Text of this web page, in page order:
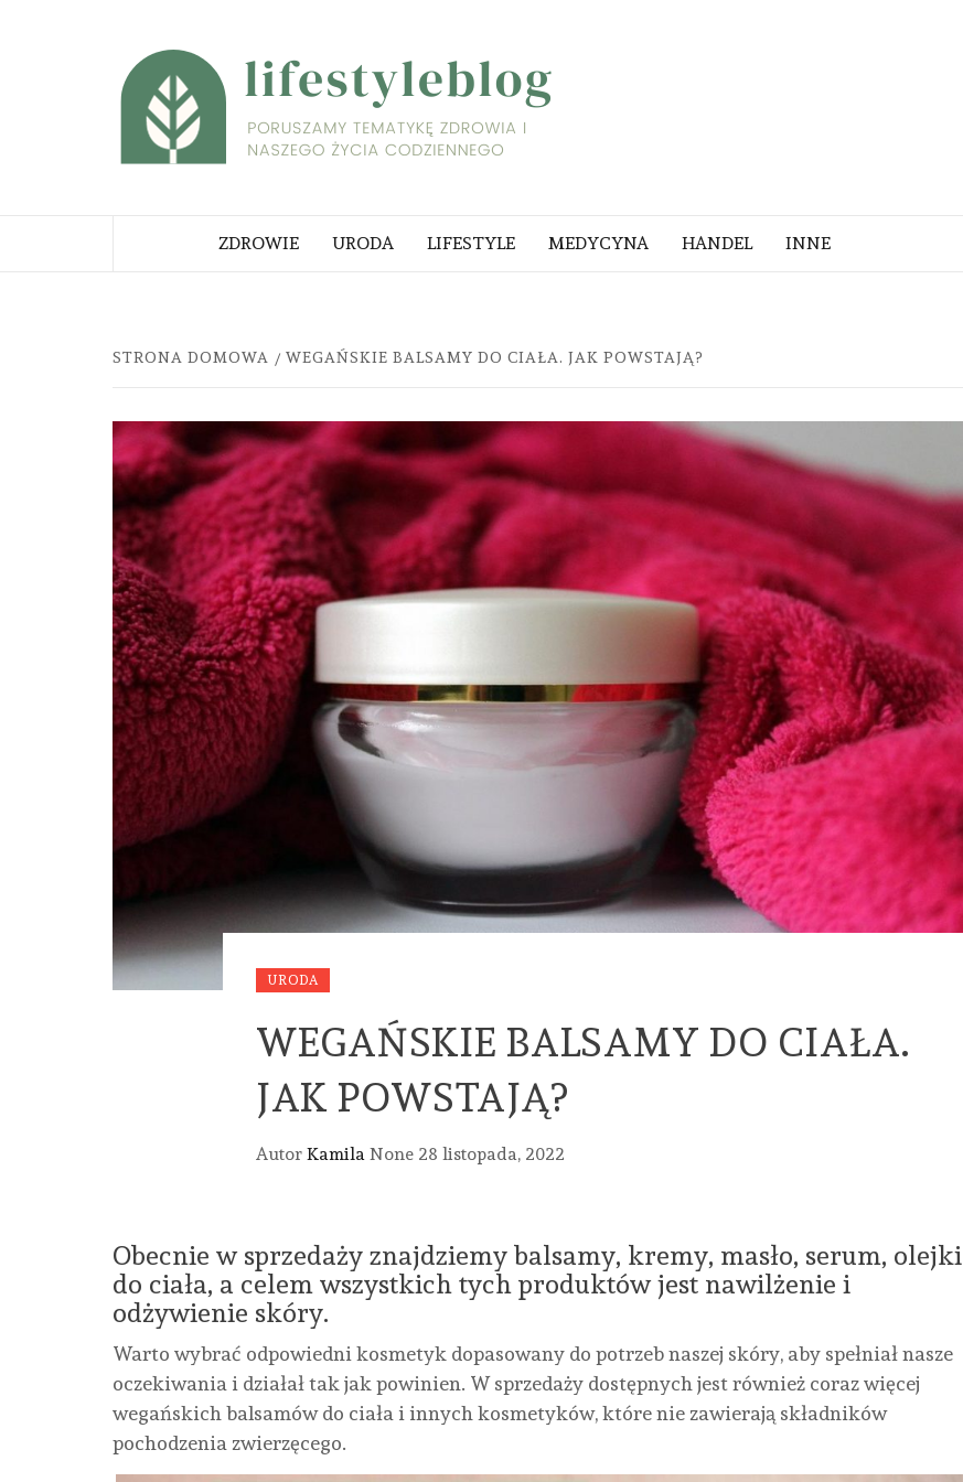
ZDROWIE
URODA LIFESTYLE MEDYCYNA HANDEL INNE
STRONA DOMOWA WEGAŃSKIE BALSAMY DO CIAŁA. JAK POWSTAJĄ?
URODA
WEGAŃSKIE BALSAMY DO CIAŁA.
JAK POWSTAJĄ?
Autor Kamila None 28 listopada, 2022
Obecnie w sprzedaży znajdziemy balsamy, kremy, masło, serum, olejki
do ciała, a celem wszystkich tych produktów jest nawilżenie i
odżywienie skóry.
Warto wybrać odpowiedni kosmetyk dopasowany do potrzeb naszej skóry, aby spełniał nasze
oczekiwania i działał tak jak powinien. W sprzedaży dostępnych jest również coraz więcej
wegańskich balsamów do ciała i innych kosmetyków, które nie zawierają składników
pochodzenia zwierzęcego.
URODA URODA
FREZY
URODA